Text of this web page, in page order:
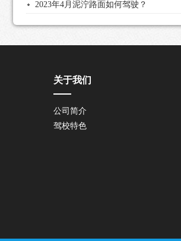
2023年4月泥泞路面如何驾驶？
关于我们
公司简介
驾校特色